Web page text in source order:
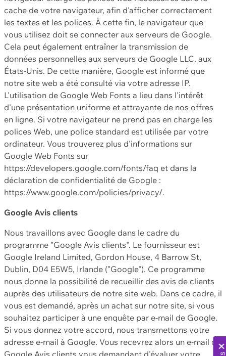
cache de votre navigateur, afin d'afficher correctement
les textes et les polices. À cette fin, le navigateur que
vous utilisez doit se connecter aux serveurs de Google.
Cela peut également entraîner la transmission de
données personnelles aux serveurs de Google LLC. aux
États-Unis. De cette manière, Google est informé que
notre site web a été consulté via votre adresse IP.
L'utilisation de Google Web Fonts a lieu dans l'intérêt
d'une présentation uniforme et attrayante de nos offres
en ligne. Si votre navigateur ne prend pas en charge les
polices Web, une police standard est utilisée par votre
ordinateur. Vous trouverez plus d'informations sur
Google Web Fonts sur
https://developers.google.com/fonts/faq et dans la
déclaration de confidentialité de Google :
https://www.google.com/policies/privacy/.
Google Avis clients
Nous travaillons avec Google dans le cadre du
programme "Google Avis clients". Le fournisseur est
Google Ireland Limited, Gordon House, 4 Barrow St,
Dublin, D04 E5W5, Irlande ("Google"). Ce programme
nous donne la possibilité de recueillir des avis de clients
auprès des utilisateurs de notre site web. Dans ce cadre, il
vous est demandé, après un achat sur notre site, si vous
souhaitez participer à une enquête par e-mail de Google.
Si vous donnez votre accord, nous transmettons votre
adresse e-mail à Google. Vous recevrez alors un e-mail de